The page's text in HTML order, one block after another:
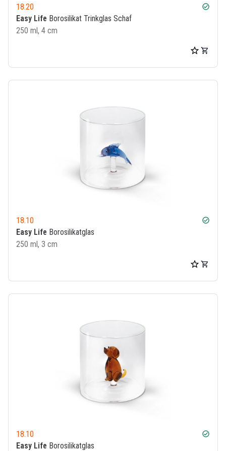
18.20 check_circle
Easy Life Borosilikat Trinkglas Schaf
250 ml, 4 cm
18.10 check_circle
Easy Life Borosilikatglas
250 ml, 3 cm
18.10 check_circle
Easy Life Borosilikatglas